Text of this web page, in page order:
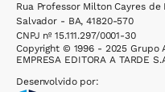
Rua Professor Milton Cayres
Salvador - BA, 41820-570
CNPJ nº 15.111.297/0001-30
Copyright © 1996 - 2025 Grupo
EMPRESA EDITORA A TARDE
Desenvolvido por: